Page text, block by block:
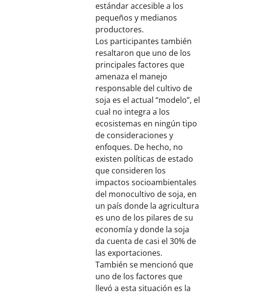
estándar accesible a los
pequeños y medianos
productores.
Los participantes también
resaltaron que uno de los
principales factores que
amenaza el manejo
responsable del cultivo de
soja es el actual “modelo”, el
cual no integra a los
ecosistemas en ningún tipo
de consideraciones y
enfoques. De hecho, no
existen políticas de estado
que consideren los
impactos socioambientales
del monocultivo de soja, en
un país donde la agricultura
es uno de los pilares de su
economía y donde la soja
da cuenta de casi el 30% de
las exportaciones.
También se mencionó que
uno de los factores que
llevó a esta situación es la